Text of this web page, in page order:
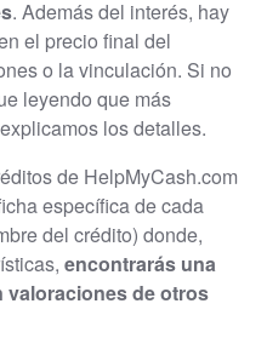
. Además del interés, hay
el precio final del
o la vinculación. Si no
leyendo que más
los detalles.
de HelpMyCash.com
específica de cada
del crédito) donde,
encontrarás una
de otros